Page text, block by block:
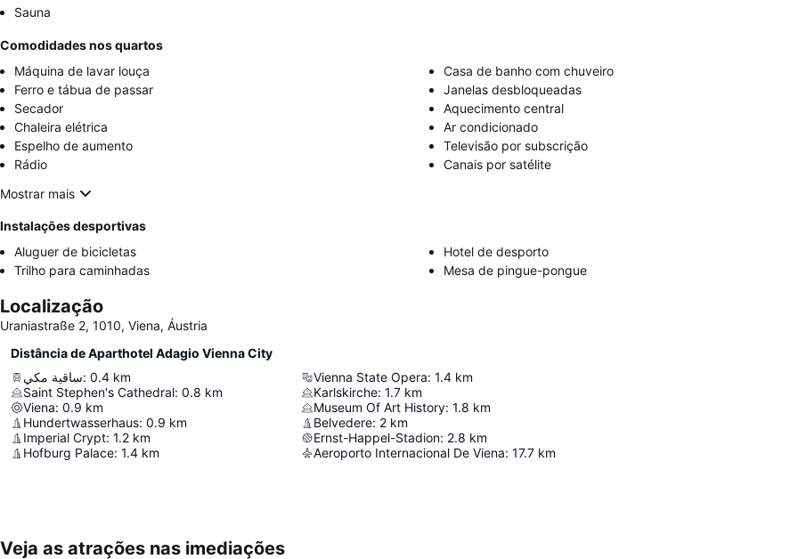
Sauna
Comodidades nos quartos
Máquina de lavar louça
Casa de banho com chuveiro
Ferro e tábua de passar
Janelas desbloqueadas
Secador
Aquecimento central
Chaleira elétrica
Ar condicionado
Espelho de aumento
Televisão por subscrição
Rádio
Canais por satélite
Mostrar mais
Instalações desportivas
Aluguer de bicicletas
Hotel de desporto
Trilho para caminhadas
Mesa de pingue-pongue
Localização
Uraniastraße 2, 1010, Viena, Áustria
Distância de Aparthotel Adagio Vienna City
ساقية مكي: 0.4 km
Saint Stephen's Cathedral: 0.8 km
Viena: 0.9 km
Hundertwasserhaus: 0.9 km
Imperial Crypt: 1.2 km
Hofburg Palace: 1.4 km
Vienna State Opera: 1.4 km
Karlskirche: 1.7 km
Museum Of Art History: 1.8 km
Belvedere: 2 km
Ernst-Happel-Stadion: 2.8 km
Aeroporto Internacional De Viena: 17.7 km
Veja as atrações nas imediações